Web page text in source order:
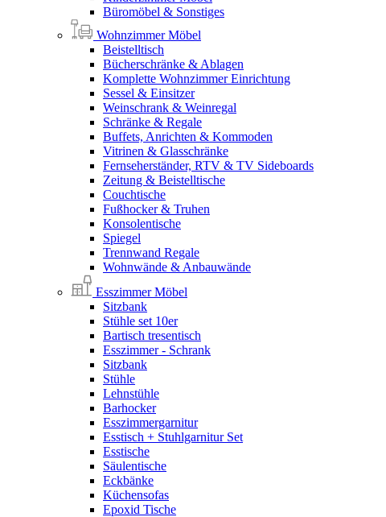
Büromöbel & Sonstiges
Wohnzimmer Möbel
Beistelltisch
Bücherschränke & Ablagen
Komplette Wohnzimmer Einrichtung
Sessel & Einsitzer
Weinschrank & Weinregal
Schränke & Regale
Buffets, Anrichten & Kommoden
Vitrinen & Glasschränke
Fernseherständer, RTV & TV Sideboards
Zeitung & Beistelltische
Couchtische
Fußhocker & Truhen
Konsolentische
Spiegel
Trennwand Regale
Wohnwände & Anbauwände
Esszimmer Möbel
Sitzbank
Stühle set 10er
Bartisch tresentisch
Esszimmer - Schrank
Sitzbank
Stühle
Lehnstühle
Barhocker
Esszimmergarnitur
Esstisch + Stuhlgarnitur Set
Esstische
Säulentische
Eckbänke
Küchensofas
Epoxid Tische